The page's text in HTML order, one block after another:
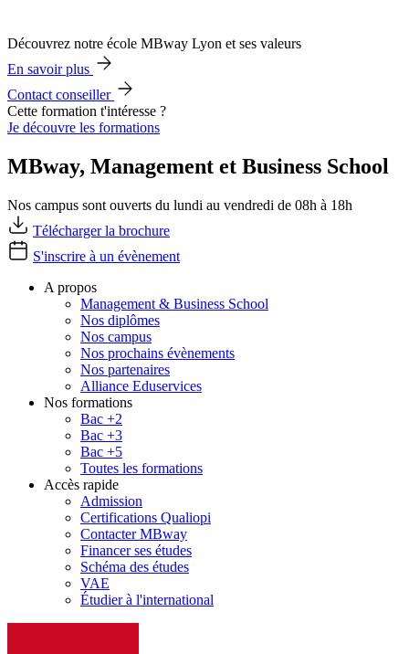
Découvrez notre école MBway Lyon et ses valeurs
En savoir plus
Contact conseiller
Cette formation t'intéresse ?
Je découvre les formations
MBway, Management et Business School
Nos campus sont ouverts du lundi au vendredi de 08h à 18h
Télécharger la brochure
S'inscrire à un évènement
A propos
Management & Business School
Nos diplômes
Nos campus
Nos prochains évènements
Nos partenaires
Alliance Eduservices
Nos formations
Bac +2
Bac +3
Bac +5
Toutes les formations
Accès rapide
Admission
Certifications Qualiopi
Contacter MBway
Financer ses études
Schéma des études
VAE
Étudier à l'international